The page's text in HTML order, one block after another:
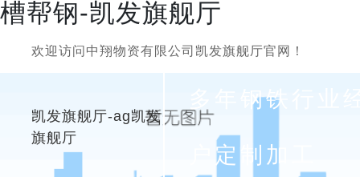
槽帮钢-凯发旗舰厅
欢迎访问中翔物资有限公司凯发旗舰厅官网！
凯发旗舰厅-ag凯发
旗舰厅
多年钢铁行业
户定制加工